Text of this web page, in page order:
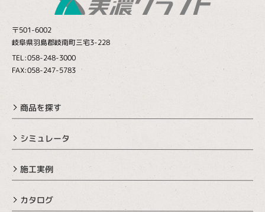
〒501-6002
岐阜県羽島郡岐南町三宅3-228
TEL:058-248-3000
FAX:058-247-5783
商品を探す
シミュレータ
施工実例
カタログ